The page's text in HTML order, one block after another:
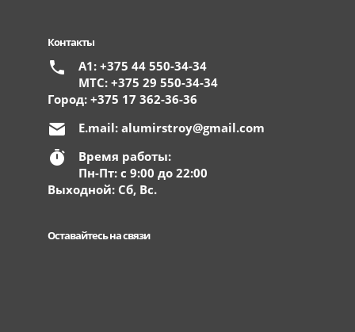
Контакты
А1: +375 44 550-34-34
МТС: +375 29 550-34-34
Город: +375 17 362-36-36
E.mail: alumirstroy@gmail.com
Время работы:
Пн-Пт: с 9:00 до 22:00
Выходной: Сб, Вс.
Оставайтесь на связи